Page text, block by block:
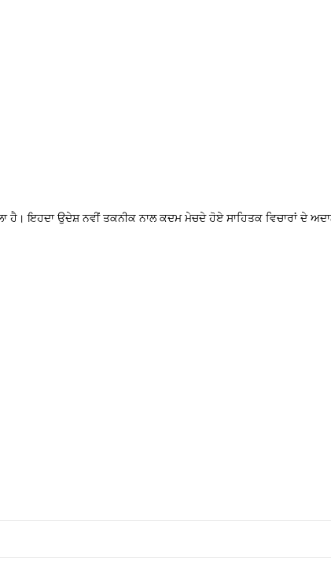
ਇਹਦਾ ਉਦੇਸ਼ ਨਵੀਂ ਤਕਨੀਕ ਨਾਲ ਕਦਮ ਮੇਚਦੇ ਹੋਏ ਸਾਹਿਤਕ ਵਿਚਾਰਾਂ ਦੇ